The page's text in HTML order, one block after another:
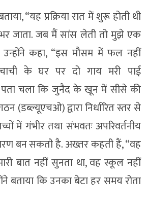
“यह प्रक्रिया रात में शुरू होती थी
जाता. जब मैं सांस लेती तो मुझे एक
कहा, “इस मौसम में फल नहीं
के घर पर दो गाय मरी पाई
चला कि जुनैद के खून में सीसे की
(डब्ल्यूएचओ) द्वारा निर्धारित स्तर से
में गंभीर तथा संभवतः अपरिवर्तनीय
बन सकती है. अख्तर कहती हैं, “वह
बात नहीं सुनता था, वह स्कूल नहीं
बताया कि उनका बेटा हर समय रोता